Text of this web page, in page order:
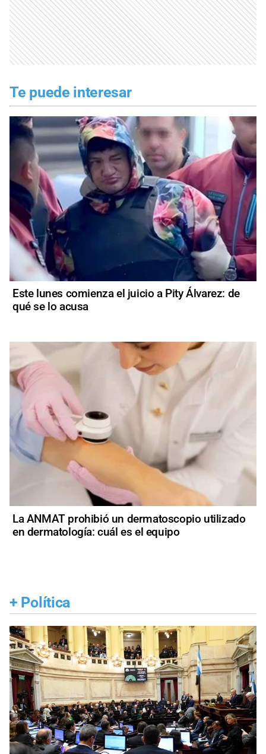
Te puede interesar
Este lunes comienza el juicio a Pity Álvarez: de
qué se lo acusa
La ANMAT prohibió un dermatoscopio utilizado
en dermatología: cuál es el equipo
+ Política